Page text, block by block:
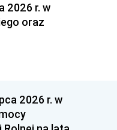
2026 r. w
oraz
2026 r. w